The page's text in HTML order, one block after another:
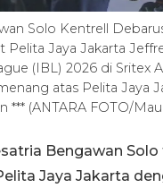
Solo Kentrell
Jaya Jakarta
(IBL) 2026 di Sritex
atas Pelita Jaya
*** (ANTARA FOTO/
Bengawan
Jaya Jakarta